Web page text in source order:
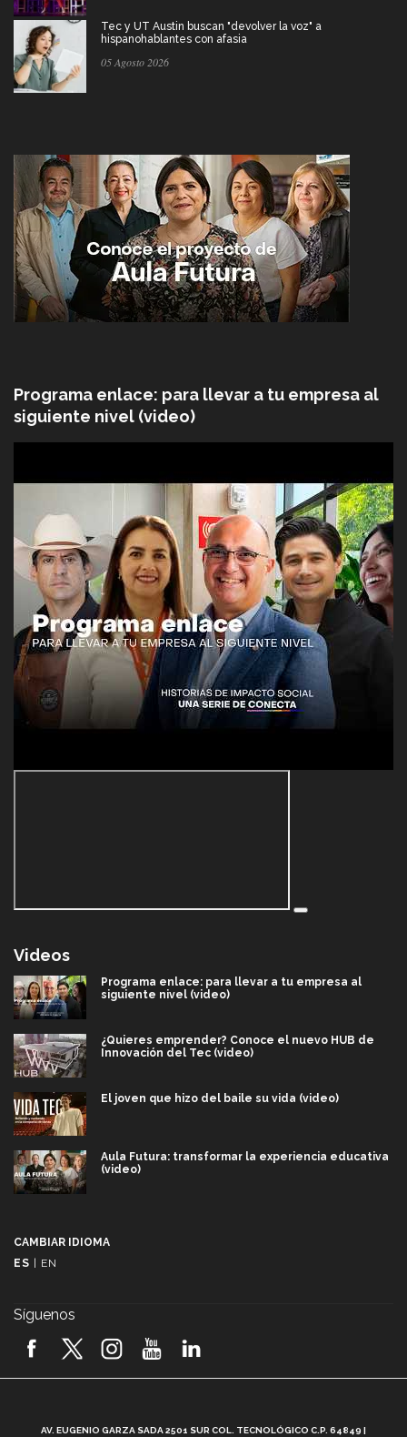
Tec y UT Austin buscan "devolver la voz" a
hispanohablantes con afasia
05 Agosto 2026
Programa enlace: para llevar a tu empresa al
siguiente nivel (video)
Videos
Programa enlace: para llevar a tu empresa al
siguiente nivel (video)
¿Quieres emprender? Conoce el nuevo HUB de
Innovación del Tec (video)
El joven que hizo del baile su vida (video)
Aula Futura: transformar la experiencia educativa
(video)
2026! (video)
CAMBIAR IDIOMA
ES
EN
Síguenos
AV. EUGENIO GARZA SADA 2501 SUR COL. TECNOLÓGICO C.P. 64849 |